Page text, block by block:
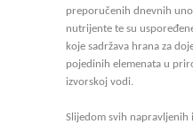
preporučenih dnevnih
nutrijente te su
koje sadržava hrana za
pojedinih elemenata u
izvorskoj vodi.
Slijedom svih napravljenih